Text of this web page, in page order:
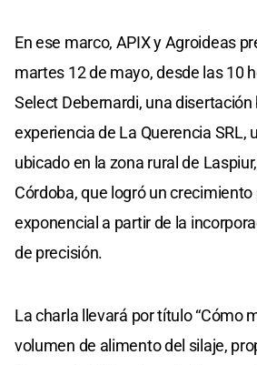
En ese marco, APIX y Agroideas
martes 12 de mayo, desde las 10
Select Debernardi, una disertación
experiencia de La Querencia SRL,
ubicado en la zona rural de
Córdoba, que logró un
exponencial a partir de la
de precisión.
La charla llevará por título “Cómo
volumen de alimento del silaje,